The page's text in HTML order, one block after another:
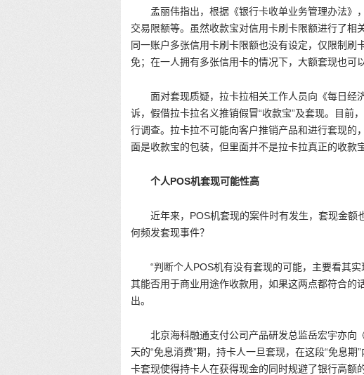
孟丽伟指出，根据《银行卡收单业务管理办法》
交易限额等。虽然收款宝对信用卡刷卡限额进行了
同一账户多张信用卡刷卡限额也没有设定，仅限制
免；在一人拥有多张信用卡的情况下，大额套现也可
面对套现质疑，拉卡拉相关工作人员向《每日经
诉，假借拉卡拉名义推销假冒“收款宝”及套现。目前
行调查。拉卡拉不可能向客户推销产品和进行套现
面是收款宝的包装，但里面并不是拉卡拉真正的收款宝
个人POS机套现可能性高
近年来，POS机套现的案件时有发生，套现金
何频发套现事件？
“判断个人POS机有没有套现的可能，主要看其
其能否用于商业用途作收款用，如果这两点都符合的
出。
北京海科融通支付公司产品研发总监岳宏宇亦向
天的“免息消费”期，持卡人一旦套现，在这段“免息
卡套现使得持卡人在获得现金的同时规避了银行高额